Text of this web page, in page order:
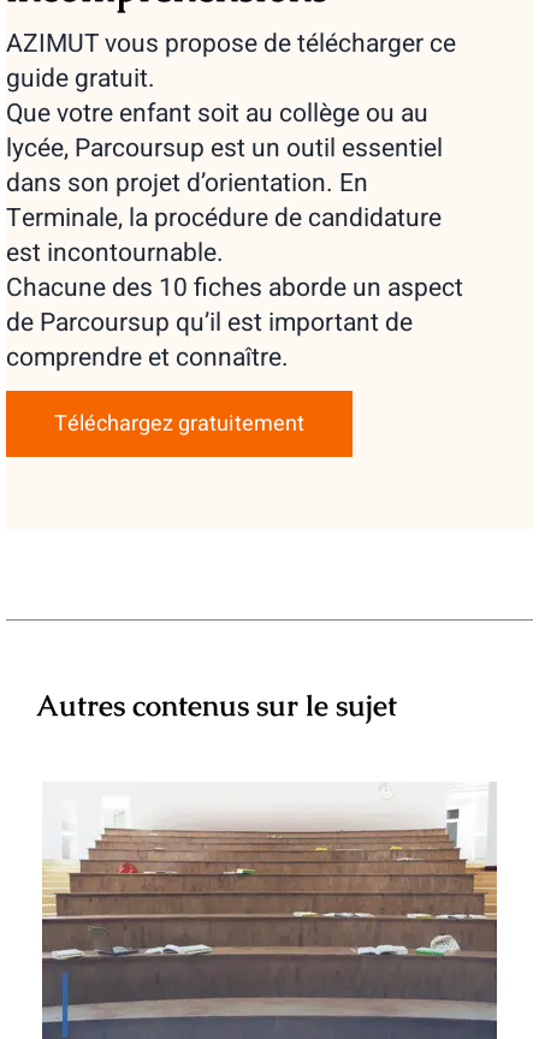
AZIMUT vous propose de télécharger ce
guide gratuit.
Que votre enfant soit au collège ou au
lycée, Parcoursup est un outil essentiel
dans son projet d’orientation. En
Terminale, la procédure de candidature
est incontournable.
Chacune des 10 fiches aborde un aspect
de Parcoursup qu’il est important de
comprendre et connaître.
Téléchargez gratuitement
Autres contenus sur le sujet